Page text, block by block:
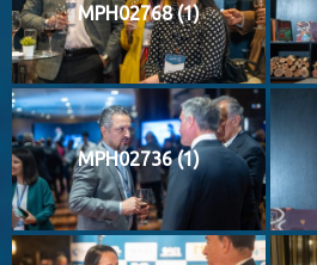
MPH02768 (1)
MPH02736 (1)